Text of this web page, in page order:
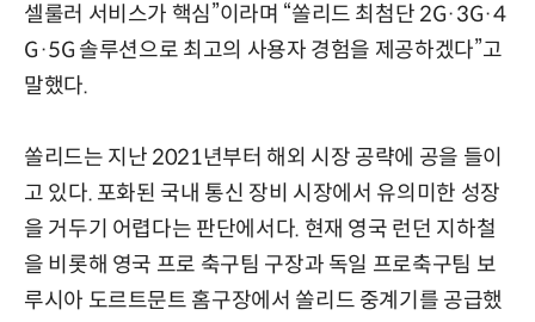
셀룰러 서비스가 핵심”이라며 “쏠리드 최첨단 2G·3G·4
G·5G 솔루션으로 최고의 사용자 경험을 제공하겠다”고
말했다.
쏠리드는 지난 2021년부터 해외 시장 공략에 공을 들이
고 있다. 포화된 국내 통신 장비 시장에서 유의미한 성장
을 거두기 어렵다는 판단에서다. 현재 영국 런던 지하철
을 비롯해 영국 프로 축구팀 구장과 독일 프로축구팀 보
루시아 도르트문트 홈구장에서 쏠리드 중계기를 공급했